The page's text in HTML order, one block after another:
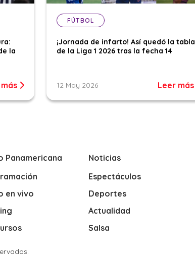
la
FÚTBOL
¡Jornada de infarto! Así quedó la tabla
de la Liga 1 2026 tras la fecha 14
12 May 2026 Leer más
Panamericana
en vivo
Noticias
Espectáculos
Deportes
Actualidad
Salsa